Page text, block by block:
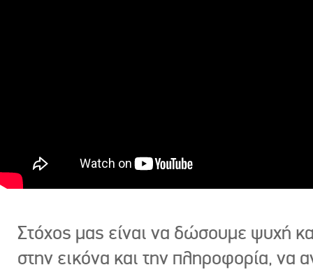
Στόχος μας είναι να δώσουμε ψυχή
στην εικόνα και την πληροφορία, να